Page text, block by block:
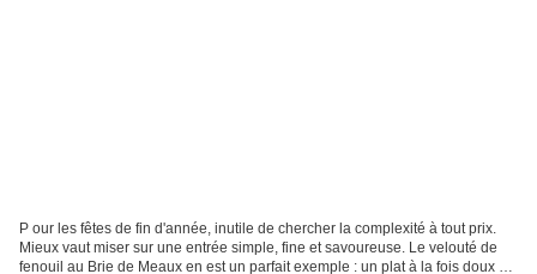
P our les fêtes de fin d'année, inutile de chercher la complexité à tout prix.
Mieux vaut miser sur une entrée simple, fine et savoureuse. Le velouté de
fenouil au Brie de Meaux en est un parfait exemple : un plat à la fois doux et